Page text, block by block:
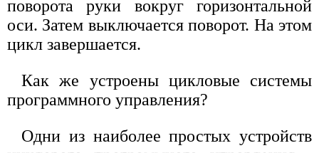
поворота руки вокруг горизонтальной
оси. Затем выключается поворот. На этом
цикл завершается.
Как же устроены цикловые системы
программного управления?
Одни из наиболее простых устройств